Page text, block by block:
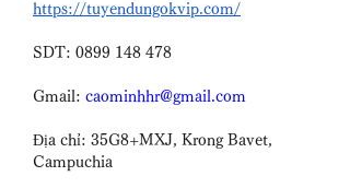
https://tuyendungokvip.com/
SDT: 0899 148 478
Gmail: caominhhr@gmail.com
Địa chỉ: 35G8+MXJ, Krong Bavet,
Campuchia